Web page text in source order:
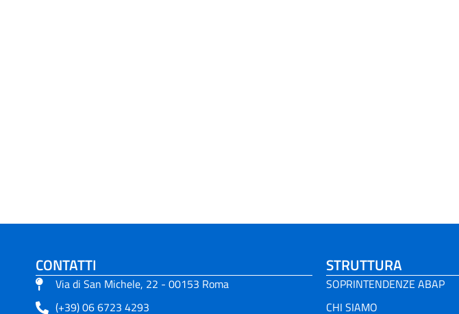
CONTATTI
Via di San Michele, 22 - 00153 Roma
(+39) 06 6723 4293
STRUTTURA
SOPRINTENDENZE ABAP
CHI SIAMO